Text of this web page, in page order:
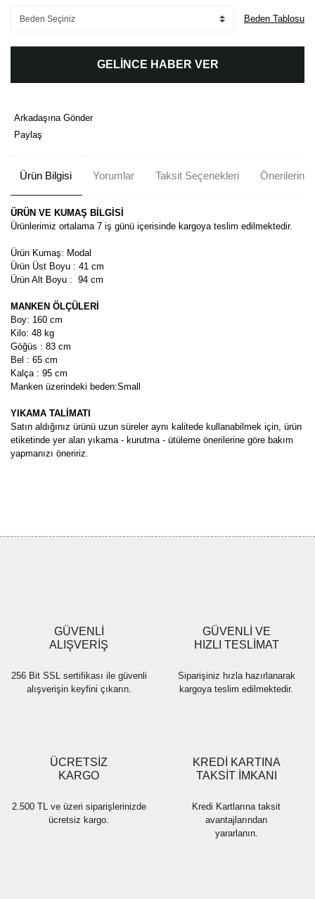
Beden Tablosu
GELİNCE HABER VER
Arkadaşına Gönder
Paylaş
Ürün Bilgisi Yorumlar Taksit Seçenekleri Önerileriniz
ÜRÜN VE KUMAŞ BİLGİSİ
Ürünlerimiz ortalama 7 iş günü içerisinde kargoya teslim edilmektedir.
Ürün Kumaş: Modal
Ürün Üst Boyu : 41 cm
Ürün Alt Boyu : 94 cm
MANKEN ÖLÇÜLERİ
Boy: 160 cm
Kilo: 48 kg
Göğüs : 83 cm
Bel : 65 cm
Kalça : 95 cm
Manken üzerindeki beden:Small
YIKAMA TALİMATI
Satın aldığınız ürünü uzun süreler aynı kalitede kullanabilmek için, ürün
etiketinde yer alan yıkama - kurutma - ütüleme önerilerine göre bakım
yapmanızı öneririz.
Ürün fiyatı diğer sitelerden daha pahalı.
Bu ürüne benzer farklı alternatifler olmalı.
GÜVENLİ
ALIŞVERİŞ
256 Bit SSL sertifikası ile güvenli
alışverişin keyfini çıkarın.
GÜVENLİ VE
HIZLI TESLİMAT
Siparişiniz hızla hazırlanarak
kargoya teslim edilmektedir.
ÜCRETSİZ
KARGO
2.500 TL ve üzeri siparişlerinizde
ücretsiz kargo.
KREDİ KARTINA
TAKSİT İMKANI
Kredi Kartlarına taksit
avantajlarından
yararlanın.